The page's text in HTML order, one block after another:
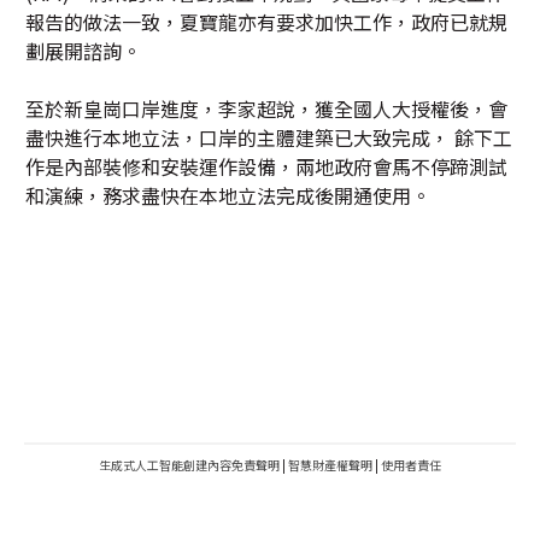
報告的做法一致，夏寶龍亦有要求加快工作，政府已就規
劃展開諮詢。
至於新皇崗口岸進度，李家超說，獲全國人大授權後，會
盡快進行本地立法，口岸的主體建築已大致完成， 餘下工
作是內部裝修和安裝運作設備，兩地政府會馬不停蹄測試
和演練，務求盡快在本地立法完成後開通使用。
生成式人工智能創建內容免責聲明 | 智慧財產權聲明 | 使用者責任